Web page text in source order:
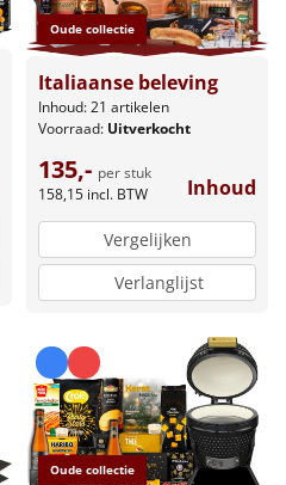
Oude collectie
Italiaanse beleving
Inhoud: 21 artikelen
Voorraad: Uitverkocht
135,- per stuk
158,15 incl. BTW Inhoud
Vergelijken
Verlanglijst
Oude collectie